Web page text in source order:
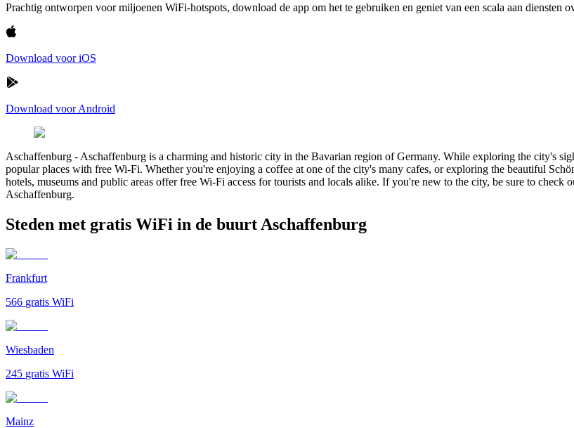
Prachtig ontworpen voor miljoenen WiFi-hotspots, download de app om het te gebruiken en geniet van een scala aan diensten
Download voor iOS
Download voor Android
Aschaffenburg - Aschaffenburg is a charming and historic city in the Bavarian region of Germany. While exploring the city's
popular places with free Wi-Fi. Whether you're enjoying a coffee at one of the city's many cafes, or exploring the beautiful
hotels, museums and public areas offer free Wi-Fi access for tourists and locals alike. If you're new to the city, be sure to
Aschaffenburg.
Steden met gratis WiFi in de buurt Aschaffenburg
Frankfurt
566 gratis WiFi
Wiesbaden
245 gratis WiFi
Mainz